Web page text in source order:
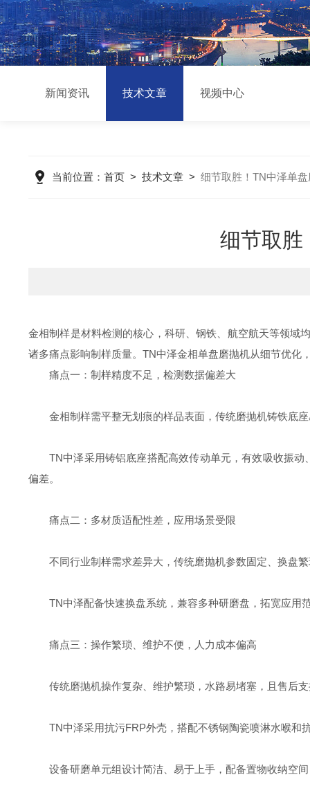
新闻资讯 技术文章 视频中心
当前位置： 首页> 技术文章> 细节取胜！TN中泽单
细节取胜
金相制样是材料检测的核心，科研、钢铁、航空航天等领域
诸多痛点影响制样质量。TN中泽金相单盘磨抛机从细节优化
痛点一：制样精度不足，检测数据偏差大
金相制样需平整无划痕的样品表面，传统磨抛机铸铁底
TN中泽采用铸铝底座搭配高效传动单元，有效吸收振
偏差。
痛点二：多材质适配性差，应用场景受限
不同行业制样需求差异大，传统磨抛机参数固定、换盘
TN中泽配备快速换盘系统，兼容多种研磨盘，拓宽应用
痛点三：操作繁琐、维护不便，人力成本偏高
传统磨抛机操作复杂、维护繁琐，水路易堵塞，且售后
TN中泽采用抗污FRP外壳，搭配不锈钢陶瓷喷淋水喉和
设备研磨单元组设计简洁、易于上手，配备置物收纳空